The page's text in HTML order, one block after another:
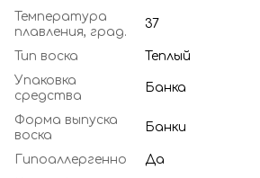
Температура
плавления, град.
37
Тип воска
Теплый
Упаковка
средства
Банка
Форма выпуска
воска
Банки
Гипоаллергенно
Да